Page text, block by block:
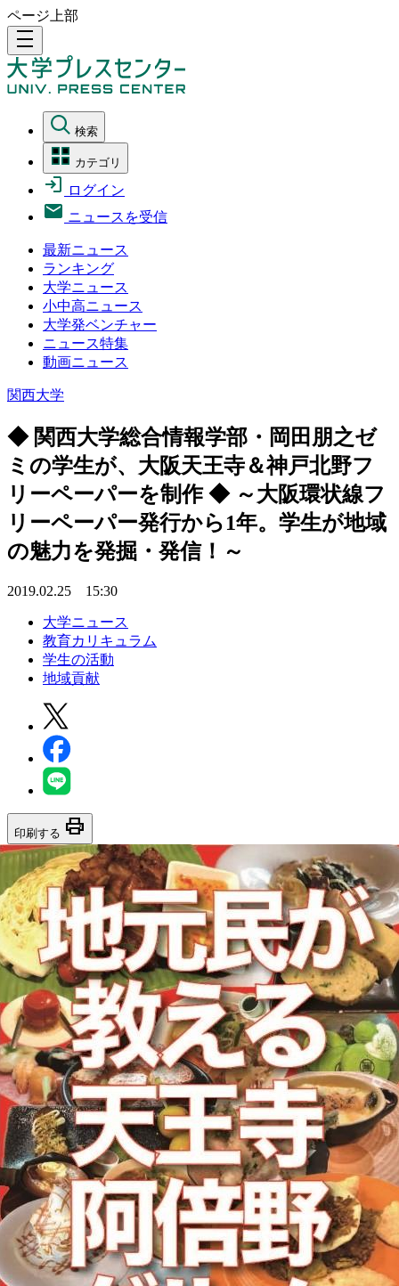
ページ上部
density_medium
検索
カテゴリ
ログイン
ニュースを受信
最新ニュース
ランキング
大学ニュース
小中高ニュース
大学発ベンチャー
ニュース特集
動画ニュース
関西大学
◆ 関西大学総合情報学部・岡田朋之ゼ
ミの学生が、大阪天王寺＆神戸北野フ
リーペーパーを制作 ◆ ～大阪環状線フ
リーペーパー発行から1年。学生が地域
の魅力を発掘・発信！～
2019.02.25 15:30
大学ニュース
教育カリキュラム
学生の活動
地域貢献
印刷する print